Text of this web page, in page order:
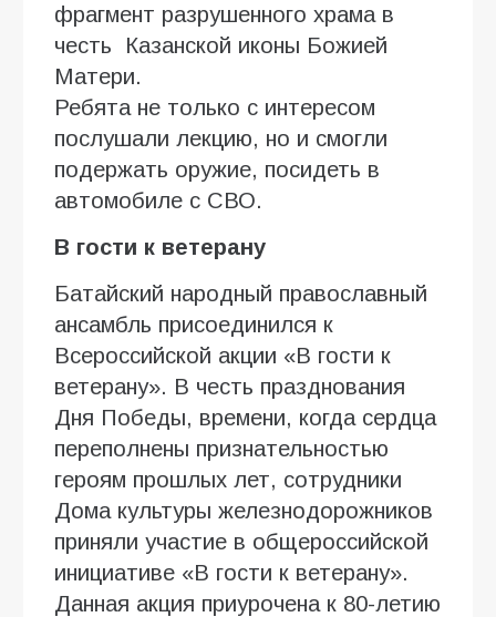
фрагмент разрушенного храма в
честь Казанской иконы Божией
Матери.
Ребята не только с интересом
послушали лекцию, но и смогли
подержать оружие, посидеть в
автомобиле с СВО.
В гости к ветерану
Батайский народный православный
ансамбль присоединился к
Всероссийской акции «В гости к
ветерану». В честь празднования
Дня Победы, времени, когда сердца
переполнены признательностью
героям прошлых лет, сотрудники
Дома культуры железнодорожников
приняли участие в общероссийской
инициативе «В гости к ветерану».
Данная акция приурочена к 80-летию